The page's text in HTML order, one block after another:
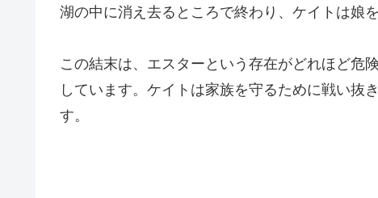
湖の中に消え去るところで終わり、ケイトは娘
この結末は、エスターという存在がどれほど危
しています。ケイトは家族を守るために戦い抜
す。